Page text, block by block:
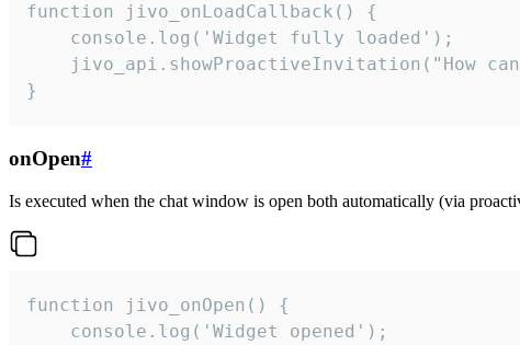
function jivo_onLoadCallback() {
    console.log('Widget fully loaded');
jivo_api.showProactiveInvitation("How
}
onOpen#
Is executed when the chat window is open both automatically (via
function jivo_onOpen() {
    console.log('Widget opened');